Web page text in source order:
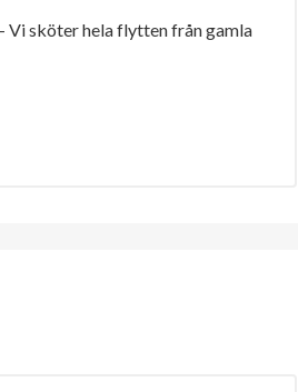
Vi sköter hela flytten från gamla